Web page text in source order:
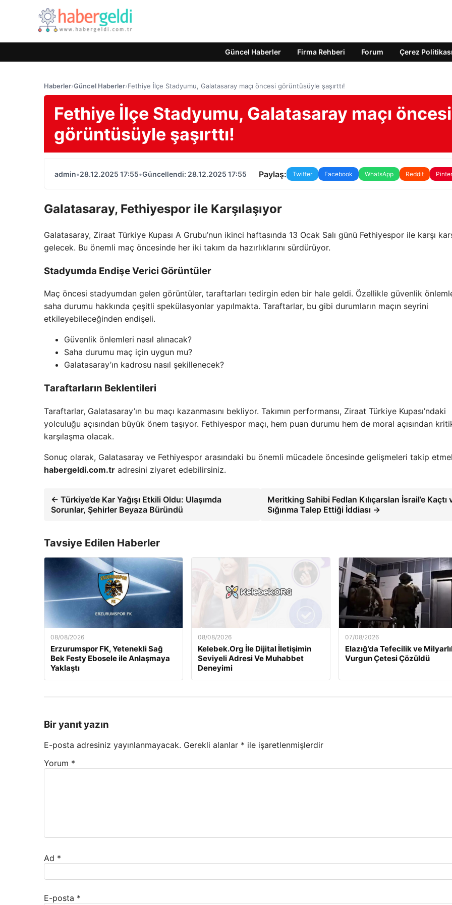
Güncel Haberler Firma Rehberi Forum Çerez Politikası
Haberler›Güncel Haberler›Fethiye İlçe Stadyumu, Galatasaray maçı öncesi görüntüsüyle şaşırttı!
Fethiye İlçe Stadyumu, Galatasaray maçı öncesi
görüntüsüyle şaşırttı!
admin•28.12.2025 17:55•Güncellendi: 28.12.2025 17:55 Paylaş: Twitter Facebook WhatsApp Reddit
Galatasaray, Fethiyespor ile Karşılaşıyor
Galatasaray, Ziraat Türkiye Kupası A Grubu’nun ikinci haftasında 13 Ocak Salı günü Fethiyespor ile karşı
gelecek. Bu önemli maç öncesinde her iki takım da hazırlıklarını sürdürüyor.
Stadyumda Endişe Verici Görüntüler
Maç öncesi stadyumdan gelen görüntüler, taraftarları tedirgin eden bir hale geldi. Özellikle güvenlik
saha durumu hakkında çeşitli spekülasyonlar yapılmakta. Taraftarlar, bu gibi durumların maçın seyrini
etkileyebileceğinden endişeli.
Güvenlik önlemleri nasıl alınacak?
Saha durumu maç için uygun mu?
Galatasaray’ın kadrosu nasıl şekillenecek?
Taraftarların Beklentileri
Taraftarlar, Galatasaray’ın bu maçı kazanmasını bekliyor. Takımın performansı, Ziraat Türkiye Kupası’ndaki
yolculuğu açısından büyük önem taşıyor. Fethiyespor maçı, hem puan durumu hem de moral açısından
karşılaşma olacak.
Sonuç olarak, Galatasaray ve Fethiyespor arasındaki bu önemli mücadele öncesinde gelişmeleri takip
habergeldi.com.tr adresini ziyaret edebilirsiniz.
← Türkiye’de Kar Yağışı Etkili Oldu: Ulaşımda
Sorunlar, Şehirler Beyaza Büründü
Meritking Sahibi Fedlan Kılıçarslan İsrail’e Kaçtı
Sığınma Talep Ettiği İddiası →
Tavsiye Edilen Haberler
08/08/2026
Erzurumspor FK, Yetenekli Sağ
Bek Festy Ebosele ile Anlaşmaya
Yaklaştı
08/08/2026
Kelebek.Org İle Dijital İletişimin
Seviyeli Adresi Ve Muhabbet
Deneyimi
07/08/2026
Elazığ’da Tefecilik ve
Vurgun Çetesi Çözüldü
Bir yanıt yazın
E-posta adresiniz yayınlanmayacak. Gerekli alanlar * ile işaretlenmişlerdir
Yorum *
Ad *
E-posta *